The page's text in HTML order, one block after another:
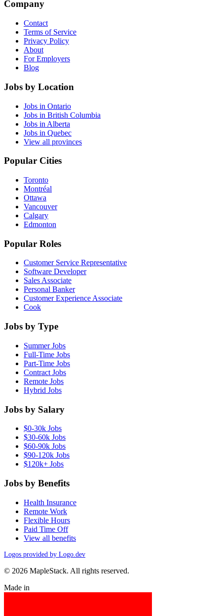
Company
Contact
Terms of Service
Privacy Policy
About
For Employers
Blog
Jobs by Location
Jobs in Ontario
Jobs in British Columbia
Jobs in Alberta
Jobs in Quebec
View all provinces
Popular Cities
Toronto
Montréal
Ottawa
Vancouver
Calgary
Edmonton
Popular Roles
Customer Service Representative
Software Developer
Sales Associate
Personal Banker
Customer Experience Associate
Cook
Jobs by Type
Summer Jobs
Full-Time Jobs
Part-Time Jobs
Contract Jobs
Remote Jobs
Hybrid Jobs
Jobs by Salary
$0-30k Jobs
$30-60k Jobs
$60-90k Jobs
$90-120k Jobs
$120k+ Jobs
Jobs by Benefits
Health Insurance
Remote Work
Flexible Hours
Paid Time Off
View all benefits
Logos provided by Logo.dev
© 2026 MapleStack. All rights reserved.
Made in